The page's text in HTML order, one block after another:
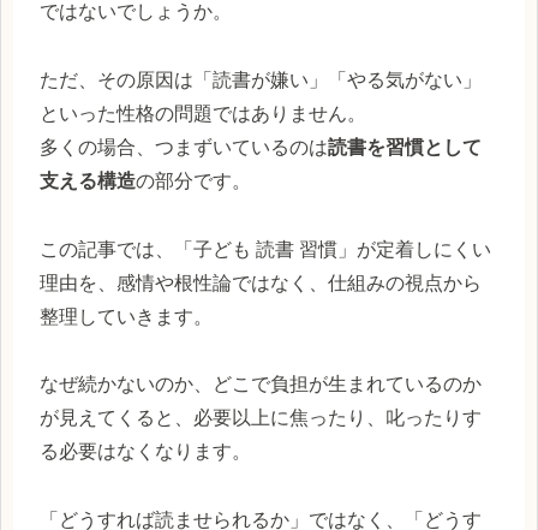
ではないでしょうか。
ただ、その原因は「読書が嫌い」「やる気がない」
といった性格の問題ではありません。
多くの場合、つまずいているのは読書を習慣として
支える構造の部分です。
この記事では、「子ども 読書 習慣」が定着しにくい
理由を、感情や根性論ではなく、仕組みの視点から
整理していきます。
なぜ続かないのか、どこで負担が生まれているのか
が見えてくると、必要以上に焦ったり、叱ったりす
る必要はなくなります。
「どうすれば読ませられるか」ではなく、「どうす